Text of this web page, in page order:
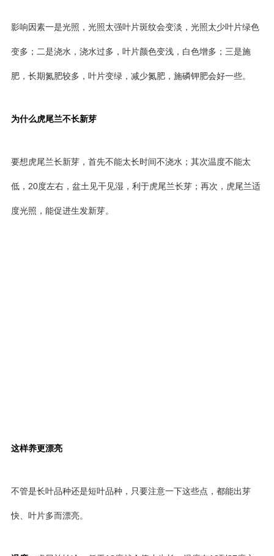
影响因素一是光照，光照太强叶片斑纹会变淡，光照太少叶片绿色
变多；二是浇水，浇水过多，叶片颜色变浅，白色增多；三是施
肥，长期氮肥较多，叶片变绿，减少氮肥，施磷钾肥会好一些。
为什么虎尾兰不长新芽
要想虎尾兰长新芽，首先不能太长时间不浇水；其次温度不能太
低，20度左右，盆土见干见湿，利于虎尾兰长芽；再次，虎尾兰适
度光照，能促进生发新芽。
这样养更漂亮
不管是长叶品种还是短叶品种，只要注意一下这些点，都能出芽
快、叶片多而漂亮。